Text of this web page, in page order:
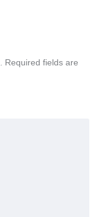
Required fields are